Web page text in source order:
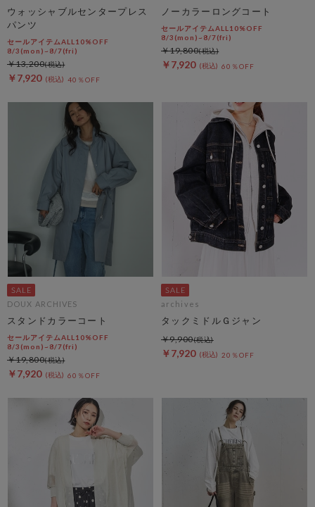
ウォッシャブルセンタープレス
パンツ
セールアイテムALL10%OFF
8/3(mon)~8/7(fri)
￥7,920 40％OFF
￥13,200
ノーカラーロングコート
セールアイテムALL10%OFF
8/3(mon)~8/7(fri)
￥7,920 60％OFF
￥19,800
DOUX ARCHIVES
スタンドカラーコート
セールアイテムALL10%OFF
8/3(mon)~8/7(fri)
￥7,920 60％OFF
￥19,800
archives
タックミドルＧジャン
￥7,920 20％OFF
￥9,900